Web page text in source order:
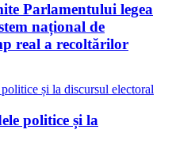
Parlamentului legea
național de
real a recoltărilor
politice și la